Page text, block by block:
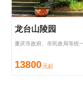
龙台山陵园
重庆市政府、市民政局等统
13800